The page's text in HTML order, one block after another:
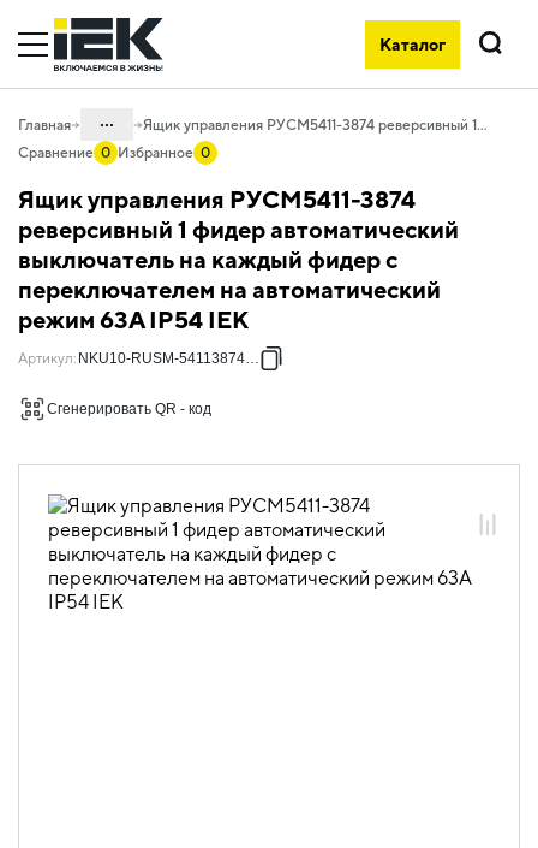
Каталог
Поиск
Главная ...
50. Типовые решения НКУ
50.10 Ящики управления
50.10.02 НКУ ящики управления
электродвигателями РУСМ5000
Ящик управления РУСМ5411-3874 реверсивный 1 фидер автоматический выключатель на каждый фидер с переключателем на автоматический режим 63А IP54 IEK
Сравнение 0 Избранное 0
Ящик управления РУСМ5411-3874
реверсивный 1 фидер автоматический
выключатель на каждый фидер с
переключателем на автоматический
режим 63А IP54 IEK
Артикул: NKU10-RUSM-54113874-01
Сгенерировать QR - код